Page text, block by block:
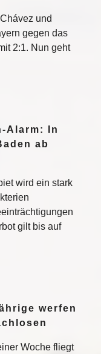
und
gegen das
2:1. Nun geht
Alarm: In
ab
wird ein stark
gilt bis auf
werfen
Woche fliegt